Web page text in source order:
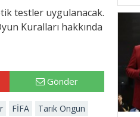
testler uygulanacak.
Kuralları hakkında
Gönder
FİFA Tarık Ongun